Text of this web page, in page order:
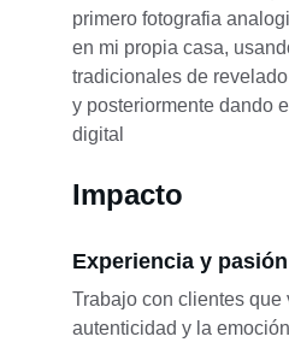
primero fotografia
en mi propia casa,
tradicionales de
y posteriormente dando
digital
Impacto
Experiencia y pasión
Trabajo con clientes que
autenticidad y la